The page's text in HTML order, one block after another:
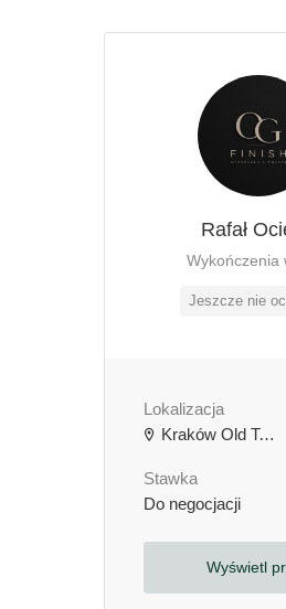
Rafał
Wykończenia
Jeszcze nie
Lokalizacja
Kraków Old Town, Kraków, Polska
Stawka
Do negocjacji
Wyświetl